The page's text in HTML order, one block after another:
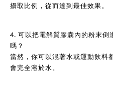
攝取比例，從而達到最佳效果。
4. 可以把電解質膠囊內的粉末倒
嗎？
當然，你可以混著水或運動飲料
會完全溶於水。